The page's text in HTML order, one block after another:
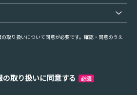
取り扱いについて同意が必要です。確認・同意のうえ
の取り扱いに同意する 必須